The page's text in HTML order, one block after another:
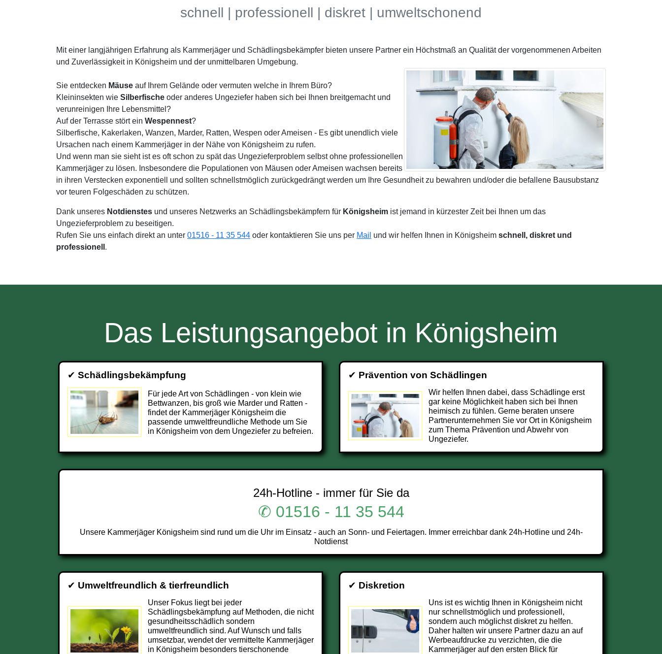
schnell | professionell | diskret | umweltschonend
Mit einer langjährigen Erfahrung als Kammerjäger und Schädlingsbekämpfer bieten unsere Partner ein Höchstmaß an Qualität der vorgenommenen Arbeiten
und Zuverlässigkeit in Königsheim und der unmittelbaren Umgebung.
Sie entdecken Mäuse auf Ihrem Gelände oder vermuten welche in Ihrem Büro?
Kleininsekten wie Silberfische oder anderes Ungeziefer haben sich bei Ihnen breitgemacht und
verunreinigen Ihre Lebensmittel?
Auf der Terrasse stört ein Wespennest?
Silberfische, Kakerlaken, Wanzen, Marder, Ratten, Wespen oder Ameisen - Es gibt unendlich viele
Ursachen nach einem Kammerjäger in der Nähe von Königsheim zu rufen.
Und wenn man sie sieht ist es oft schon zu spät das Ungezieferproblem selbst ohne professionellen
Kammerjäger zu lösen. Insbesondere die Populationen von Mäusen oder Ameisen wachsen bereits
in ihren Verstecken exponentiell und sollten schnellstmöglich zurückgedrängt werden um Ihre Gesundheit zu bewahren und/oder die befallene Bausubstanz
vor teuren Folgeschäden zu schützen.
Dank unseres Notdienstes und unseres Netzwerks an Schädlingsbekämpfern für Königsheim ist jemand in kürzester Zeit bei Ihnen um das
Ungezieferproblem zu beseitigen.
Rufen Sie uns einfach direkt an unter 01516 - 11 35 544 oder kontaktieren Sie uns per Mail und wir helfen Ihnen in Königsheim schnell, diskret und
professionell .
Das Leistungsangebot in Königsheim
✔ Schädlingsbekämpfung
Für jede Art von Schädlingen - von klein wie
Bettwanzen, bis groß wie Marder und Ratten -
findet der Kammerjäger Königsheim die
passende umweltfreundliche Methode um Sie
in Königsheim von dem Ungeziefer zu befreien.
✔ Prävention von Schädlingen
Wir helfen Ihnen dabei, dass Schädlinge erst
gar keine Möglichkeit haben sich bei Ihnen
heimisch zu fühlen. Gerne beraten unsere
Partnerunternehmen Sie vor Ort in Königsheim
zum Thema Prävention und Abwehr von
Ungeziefer.
24h-Hotline - immer für Sie da
✆ 01516 - 11 35 544
Unsere Kammerjäger Königsheim sind rund um die Uhr im Einsatz - auch an Sonn- und Feiertagen. Immer erreichbar dank 24h-Hotline und 24h-
Notdienst
✔ Umweltfreundlich & tierfreundlich
Unser Fokus liegt bei jeder
Schädlingsbekämpfung auf Methoden, die nicht
gesundheitsschädlich sondern
umweltfreundlich sind. Auf Wunsch und falls
umsetzbar, wendet der vermittelte Kammerjäger
in Königsheim besonders tierschonende
✔ Diskretion
Uns ist es wichtig Ihnen in Königsheim nicht
nur schnellstmöglich und professionell,
sondern auch möglichst diskret zu helfen.
Daher halten wir unsere Partner dazu an auf
Werbeaufdrucke zu verzichten, die die
Kammerjäger auf den ersten Blick für